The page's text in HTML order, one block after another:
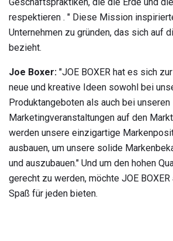
respektieren . " Diese Mission
Unternehmen zu gründen, das sich auf
bezieht.
Joe Boxer: "JOE BOXER hat es sich
neue und kreative Ideen sowohl bei
Produktangeboten als auch bei unseren
Marketingveranstaltungen auf den
werden unsere einzigartige
ausbauen, um unsere solide
und auszubauen." Und um den hohen
gerecht zu werden, möchte JOE
Spaß für jeden bieten.